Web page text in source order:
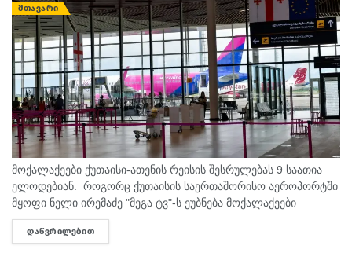
ᲛᲗᲐᲕᲐᲠᲘ
მოქალაქეები ქუთაისი-ათენის რეისის შესრულებას 9 საათია
ელოდებიან. როგორც ქუთაისის საერთაშორისო აეროპორტში
მყოფი ნელი ირემაძე "მეგა ტვ"-ს ეუბნება მოქალაქეები
შუაღამის შემდეგ ელოდებიან რეისს, თუმცა მათი ფრენა უკვე
ორჯერ გადაიდო. მისივე თქმით...
ᲓᲐᲬᲕᲠᲘᲚᲔᲑᲘᲗ